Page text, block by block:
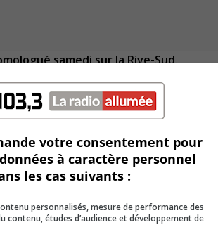
samedi sur la Rive-Sud.
de protéger les Canadiens âgés
Jean Coutu.
courant qui cause généralement une
votre consentement pour
à caractère personnel
les cas suivants :
personnalisés, mesure de performance des
contenu, études d’audience et développement de